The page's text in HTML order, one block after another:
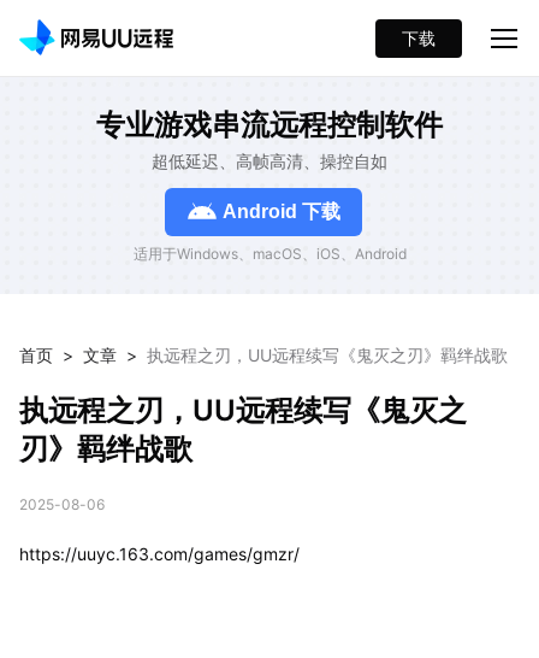
下载
专业游戏串流远程控制软件
超低延迟、高帧高清、操控自如
Android 下载
适用于Windows、macOS、iOS、Android
首页 > 文章 > 执远程之刃，UU远程续写《鬼灭之刃》羁绊战歌
执远程之刃，UU远程续写《鬼灭之
刃》羁绊战歌
2025-08-06
https://uuyc.163.com/games/gmzr/